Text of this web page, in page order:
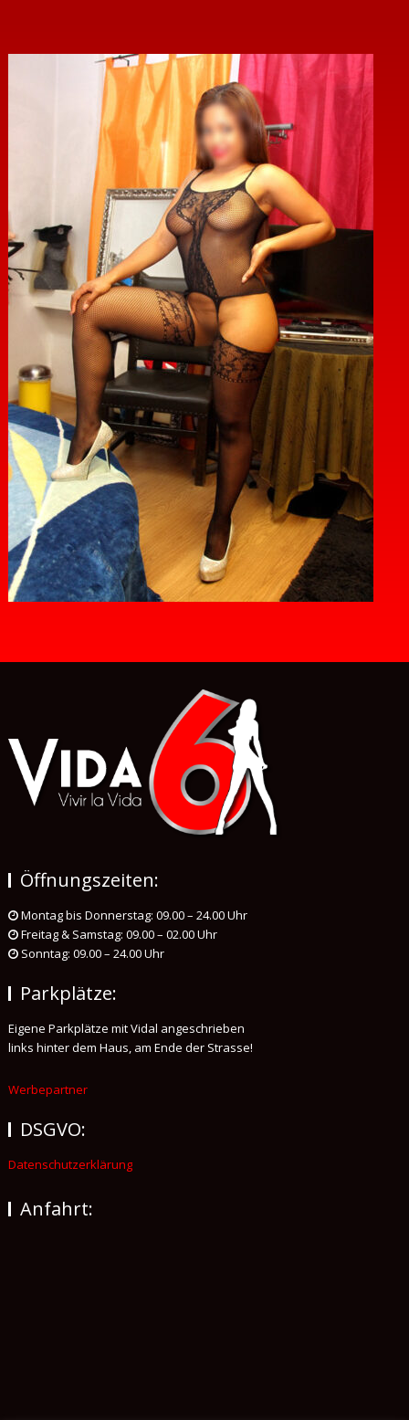
Öffnungszeiten:
Montag bis Donnerstag: 09.00 – 24.00 Uhr
Freitag & Samstag: 09.00 – 02.00 Uhr
Sonntag: 09.00 – 24.00 Uhr
Parkplätze:
Eigene Parkplätze mit Vidal angeschrieben
links hinter dem Haus, am Ende der Strasse!
Werbepartner
DSGVO:
Datenschutzerklärung
Anfahrt: